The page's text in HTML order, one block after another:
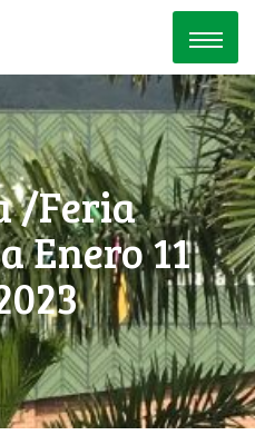
/Feria
Enero 11